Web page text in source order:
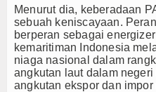
Menurut dia, keberadaan
sebuah keniscayaan.
berperan sebagai
kemaritiman Indonesia
niaga nasional dalam
angkutan laut dalam
angkutan ekspor dan